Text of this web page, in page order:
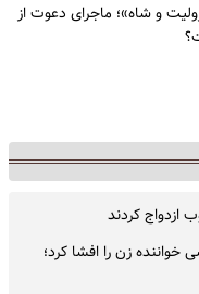
و شاه»؛ ماجرای دعوت از
ازدواج کردند
خواننده زن را افشا کرد؛